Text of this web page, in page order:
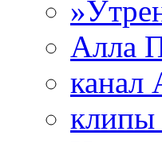
Алла
канал